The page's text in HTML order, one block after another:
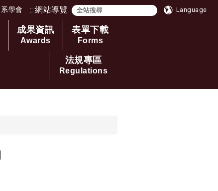
系學會 :::網站導覽 Language
成果資訊
Awards
表單下載
Forms
法規專區
Regulations